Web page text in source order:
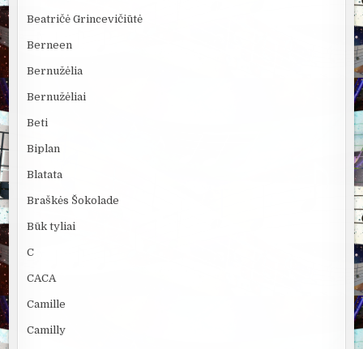
Beatričė Grincevičiūtė
Berneen
Bernužėlia
Bernužėliai
Beti
Biplan
Blatata
Braškės Šokolade
Būk tyliai
C
CACA
Camille
Camilly